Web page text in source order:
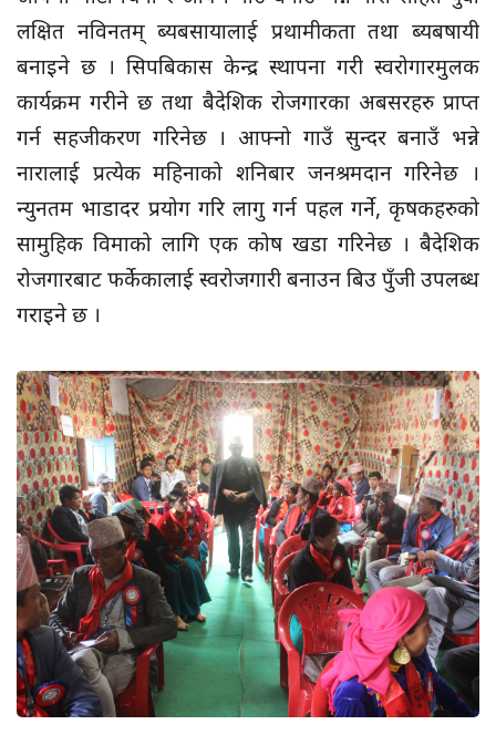
लक्षित नविनतम् ब्यबसायालाई प्रथामीकता तथा ब्यबषायी
बनाइने छ । सिपबिकास केन्द्र स्थापना गरी स्वरोगारमुलक
कार्यक्रम गरीने छ तथा बैदेशिक रोजगारका अबसरहरु प्राप्त
गर्न सहजीकरण गरिनेछ । आफ्नो गाउँ सुन्दर बनाउँ भन्ने
नारालाई प्रत्येक महिनाको शनिबार जनश्रमदान गरिनेछ ।
न्युनतम भाडादर प्रयोग गरि लागु गर्न पहल गर्ने, कृषकहरुको
सामुहिक विमाको लागि एक कोष खडा गरिनेछ । बैदेशिक
रोजगारबाट फर्केकालाई स्वरोजगारी बनाउन बिउ पुँजी उपलब्ध
गराइने छ ।